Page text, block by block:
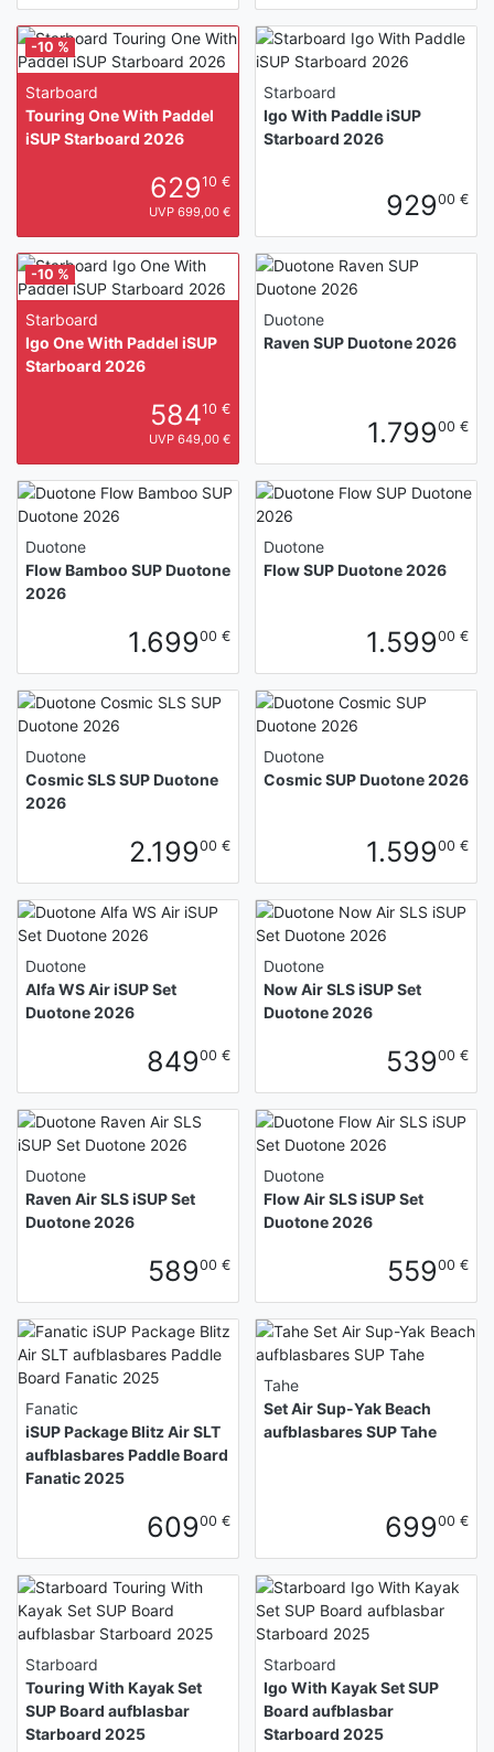
Starboard
Touring One With Paddel
iSUP Starboard 2026
62910 €
UVP 699,00 €
-10 %
Starboard
Igo With Paddle iSUP
Starboard 2026
92900 €
Starboard
Igo One With Paddel iSUP
Starboard 2026
58410 €
UVP 649,00 €
-10 %
Duotone
Raven SUP Duotone 2026
1.79900 €
Duotone
Flow Bamboo SUP Duotone
2026
1.69900 €
Duotone
Flow SUP Duotone 2026
1.59900 €
Duotone
Cosmic SLS SUP Duotone
2026
2.19900 €
Duotone
Cosmic SUP Duotone 2026
1.59900 €
Duotone
Alfa WS Air iSUP Set
Duotone 2026
84900 €
Duotone
Now Air SLS iSUP Set
Duotone 2026
53900 €
Duotone
Raven Air SLS iSUP Set
Duotone 2026
58900 €
Duotone
Flow Air SLS iSUP Set
Duotone 2026
55900 €
Fanatic
iSUP Package Blitz Air SLT
aufblasbares Paddle Board
Fanatic 2025
60900 €
Tahe
Set Air Sup-Yak Beach
aufblasbares SUP Tahe
69900 €
Starboard
Touring With Kayak Set
SUP Board aufblasbar
Starboard 2025
Starboard
Igo With Kayak Set SUP
Board aufblasbar
Starboard 2025